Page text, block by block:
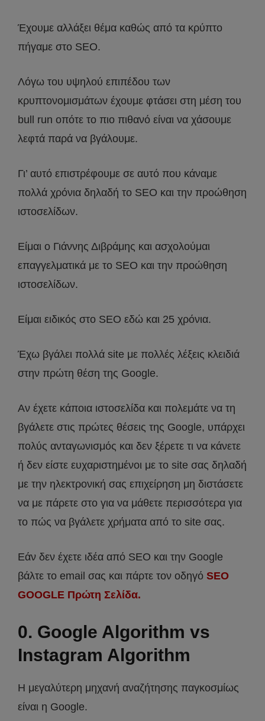
Έχουμε αλλάξει θέμα καθώς από τα κρύπτο
πήγαμε στο SEO.
Λόγω του υψηλού επιπέδου των
κρυπτονομισμάτων έχουμε φτάσει στη μέση του
bull run οπότε το πιο πιθανό είναι να χάσουμε
λεφτά παρά να βγάλουμε.
Γι’ αυτό επιστρέφουμε σε αυτό που κάναμε
πολλά χρόνια δηλαδή το SEO και την προώθηση
ιστοσελίδων.
Είμαι ο Γιάννης Διβράμης και ασχολούμαι
επαγγελματικά με το SEO και την προώθηση
ιστοσελίδων.
Είμαι ειδικός στο SEO εδώ και 25 χρόνια.
Έχω βγάλει πολλά site με πολλές λέξεις κλειδιά
στην πρώτη θέση της Google.
Αν έχετε κάποια ιστοσελίδα και πολεμάτε να τη
βγάλετε στις πρώτες θέσεις της Google, υπάρχει
πολύς ανταγωνισμός και δεν ξέρετε τι να κάνετε
ή δεν είστε ευχαριστημένοι με το site σας δηλαδή
με την ηλεκτρονική σας επιχείρηση μη διστάσετε
να με πάρετε στο για να μάθετε περισσότερα για
το πώς να βγάλετε χρήματα από το site σας.
Εάν δεν έχετε ιδέα από SEO και την Google
βάλτε το email σας και πάρτε τον οδηγό SEO
GOOGLE Πρώτη Σελίδα.
0. Google Algorithm vs
Instagram Algorithm
Η μεγαλύτερη μηχανή αναζήτησης παγκοσμίως
είναι η Google.